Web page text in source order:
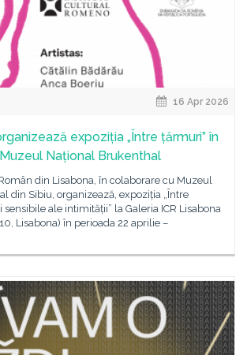
16 Apr 2026
expoziția „Între țărmuri” în
Național Brukenthal
din Lisabona, în colaborare cu Muzeul
din Sibiu, organizează, expoziția „Între
ale intimității” la Galeria ICR Lisabona
Lisabona) în perioada 22 aprilie –